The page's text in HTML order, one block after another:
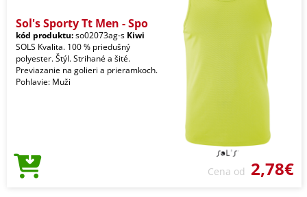
Sol's Sporty Tt Men - Spo
kód produktu:so02073ag-s Kiwi
SOLS Kvalita. 100 % priedušný
polyester. Štýl. Strihané a šité.
Previazanie na golieri a prieramkoch.
Pohlavie: Muži
Cena od 2,78€